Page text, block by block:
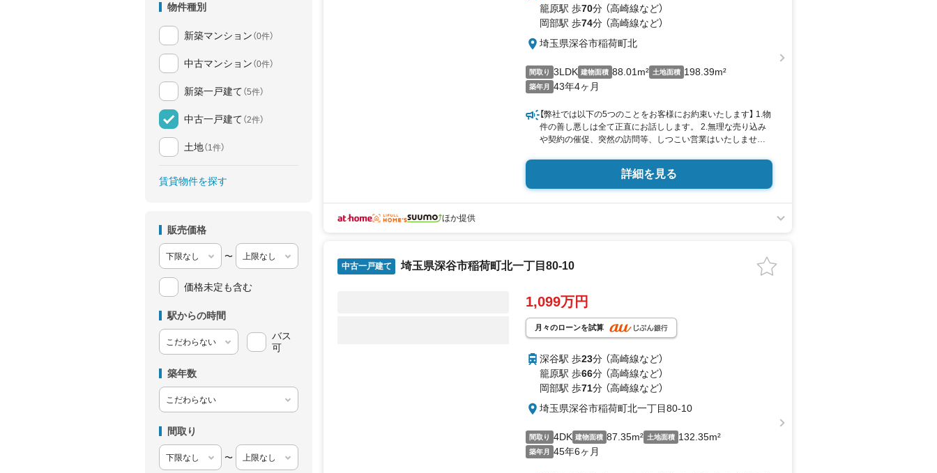
物件種別
新築マンション （0件）
中古マンション （0件）
新築一戸建て （5件）
中古一戸建て （2件）
土地（1件）
賃貸物件を探す
販売価格
〜
価格未定も含む
駅からの時間
バス
可
築年数
間取り
〜
籠原駅 歩70分 （高崎線など）
岡部駅 歩74分 （高崎線など）
埼玉県深谷市稲荷町北
間取り 3LDK 建物面積 88.01m² 土地面積 198.39m²
築年月 43年4ヶ月
【弊社では以下の5つのことをお客様にお約束いたします】 1.物
件の善し悪しは全て正直にお話しします。 2.無理な売り込み
や契約の催促、突然の訪問等、しつこい営業はいたしませ
切使いません。(データ更新は迅速に行います。） 5.お客様の
個人情報は細心の注意を払って取り扱います。
詳細を見る
ほか提供
中古一戸建て 埼玉県深谷市稲荷町北一丁目80-10
1,099万円
月々のローンを試算
深谷駅 歩23分 （高崎線など）
籠原駅 歩66分 （高崎線など）
岡部駅 歩71分 （高崎線など）
埼玉県深谷市稲荷町北一丁目80-10
間取り 4DK 建物面積 87.35m² 土地面積 132.35m²
築年月 45年6ヶ月